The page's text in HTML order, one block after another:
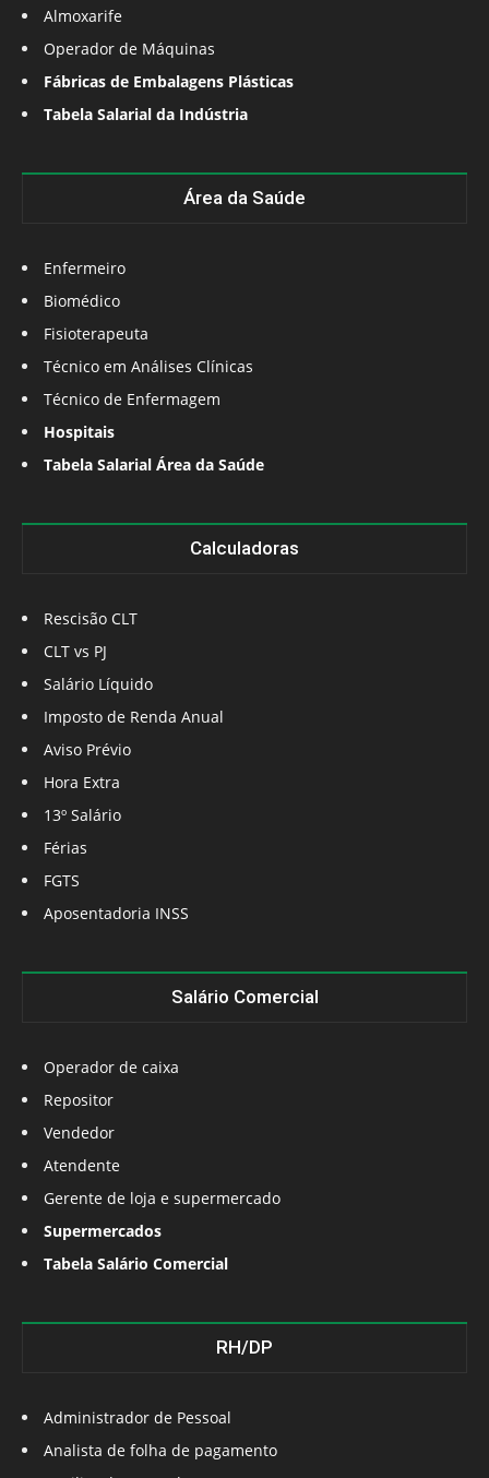
Almoxarife
Operador de Máquinas
Fábricas de Embalagens Plásticas
Tabela Salarial da Indústria
Área da Saúde
Enfermeiro
Biomédico
Fisioterapeuta
Técnico em Análises Clínicas
Técnico de Enfermagem
Hospitais
Tabela Salarial Área da Saúde
Calculadoras
Rescisão CLT
CLT vs PJ
Salário Líquido
Imposto de Renda Anual
Aviso Prévio
Hora Extra
13º Salário
Férias
FGTS
Aposentadoria INSS
Salário Comercial
Operador de caixa
Repositor
Vendedor
Atendente
Gerente de loja e supermercado
Supermercados
Tabela Salário Comercial
RH/DP
Administrador de Pessoal
Analista de folha de pagamento